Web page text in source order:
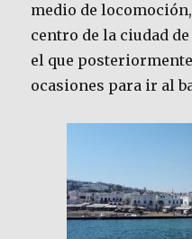
medio de
centro de la ciudad
el que
ocasiones para ir al